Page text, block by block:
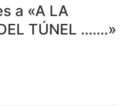
a «A LA
TÚNEL …….»